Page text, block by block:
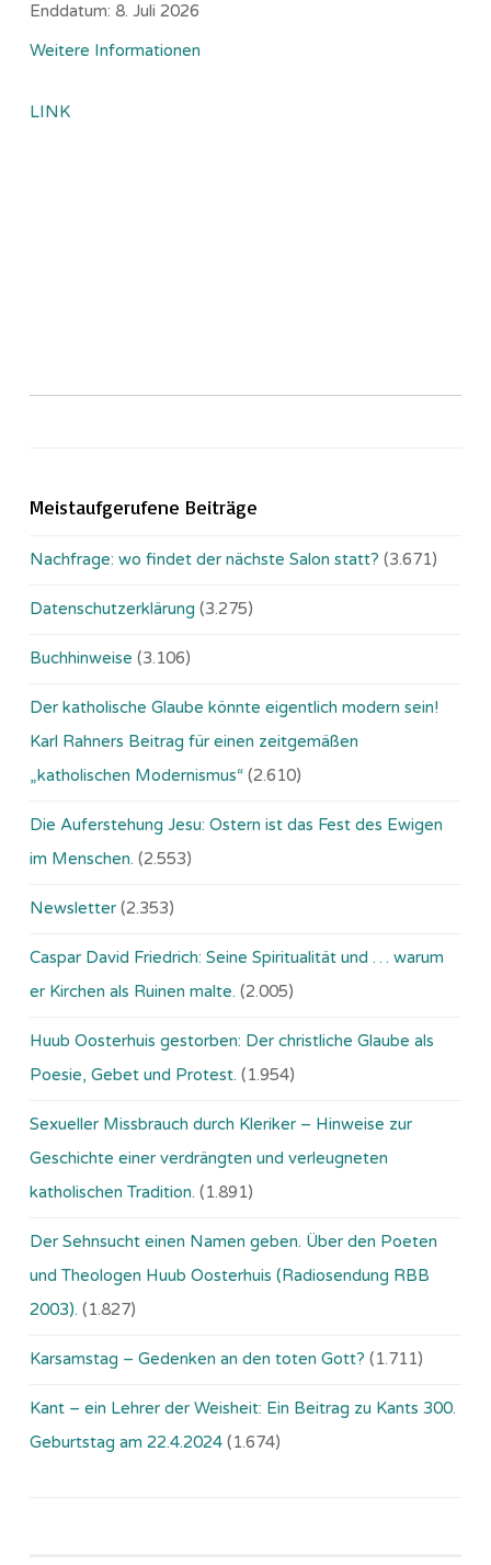
Enddatum: 8. Juli 2026
Weitere Informationen
LINK
Meistaufgerufene Beiträge
Nachfrage: wo findet der nächste Salon statt? (3.671)
Datenschutzerklärung (3.275)
Buchhinweise (3.106)
Der katholische Glaube könnte eigentlich modern sein!
Karl Rahners Beitrag für einen zeitgemäßen
„katholischen Modernismus“ (2.610)
Die Auferstehung Jesu: Ostern ist das Fest des Ewigen
im Menschen. (2.553)
Newsletter (2.353)
Caspar David Friedrich: Seine Spiritualität und … warum
er Kirchen als Ruinen malte. (2.005)
Huub Oosterhuis gestorben: Der christliche Glaube als
Poesie, Gebet und Protest. (1.954)
Sexueller Missbrauch durch Kleriker – Hinweise zur
Geschichte einer verdrängten und verleugneten
katholischen Tradition. (1.891)
Der Sehnsucht einen Namen geben. Über den Poeten
und Theologen Huub Oosterhuis (Ra­dio­sen­dung RBB
2003). (1.827)
Karsamstag – Gedenken an den toten Gott? (1.711)
Kant – ein Lehrer der Weisheit: Ein Beitrag zu Kants 300.
Geburtstag am 22.4.2024 (1.674)